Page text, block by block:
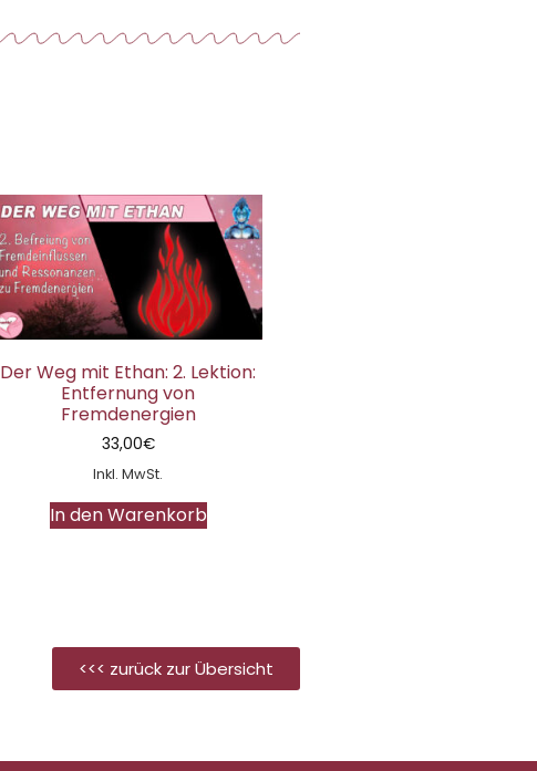
Der Weg mit Ethan: 2. Lektion:
Entfernung von
Fremdenergien
33,00€
Inkl. MwSt.
In den Warenkorb
<<< zurück zur Übersicht